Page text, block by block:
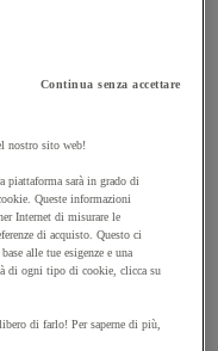
Continua senza accettare
nostro sito web!
piattaforma sarà in grado di
Queste informazioni
Internet di misurare le
di acquisto. Questo ci
alle tue esigenze e una
di ogni tipo di cookie, clicca su
di farlo! Per saperne di più,